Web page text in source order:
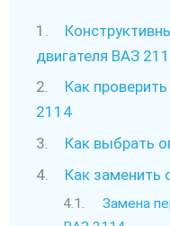
двигателя ВАЗ
Как
2114
Как выбрать
Как заменить
Замена